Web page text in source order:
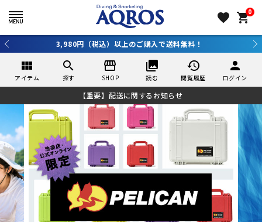
favorite 0
shopping_cart
3,980円（税込）以上のご購入で送料無料！
view_module
アイテム
search
探す
storefront
SHOP
collections
読む
history
閲覧履歴
person
ログイン
【重要】配送に関するお知らせ